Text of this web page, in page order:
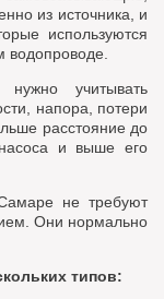
из источника, и
используются
учитывать
напора, потери
расстояние до
насоса и выше его
не требуют
Они нормально
типов: